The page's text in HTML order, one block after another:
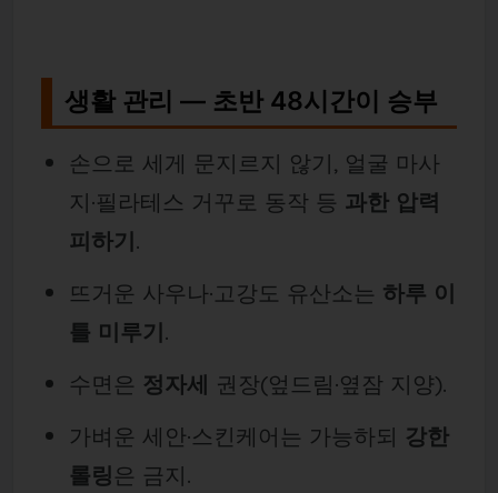
생활 관리 — 초반 48시간이 승부
손으로 세게 문지르지 않기, 얼굴 마사
지·필라테스 거꾸로 동작 등 과한 압력
피하기.
뜨거운 사우나·고강도 유산소는 하루 이
틀 미루기.
수면은 정자세 권장(엎드림·옆잠 지양).
가벼운 세안·스킨케어는 가능하되 강한
롤링은 금지.